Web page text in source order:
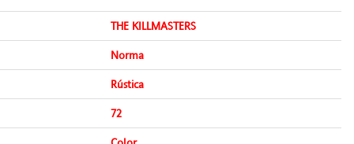
THE KILLMASTERS
Norma
Rústica
72